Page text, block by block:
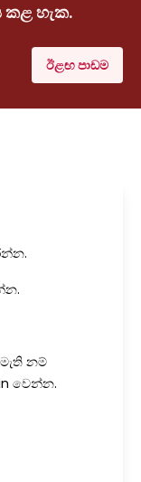
හැක.
ඊළඟ පාඩම
නම්
in වෙන්න.